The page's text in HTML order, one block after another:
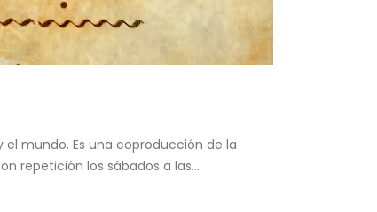
mundo. Es una coproducción de la
repetición los sábados a las...